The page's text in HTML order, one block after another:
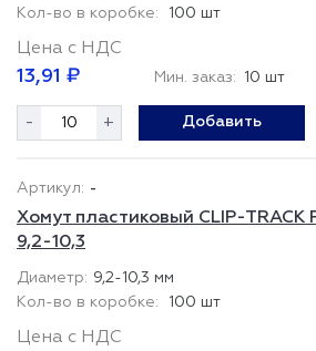
100 шт
Цена с НДС
13,91 ₽ Мин. заказ: 10 шт
- + Добавить
-
Хомут пластиковый CLIP-TRACK
9,2-10,3
9,2-10,3 мм
100 шт
Цена с НДС